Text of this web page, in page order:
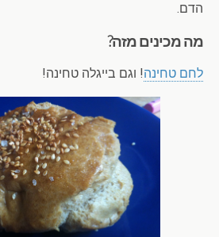
הדם.
מה מכינים מזה?
לחם טחינה! וגם בייגלה טחינה!